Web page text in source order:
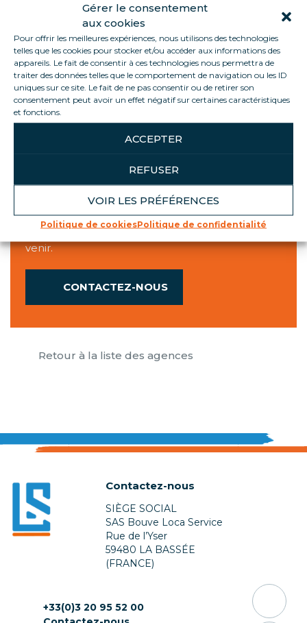
Gérer le consentement
aux cookies
Pour offrir les meilleures expériences, nous utilisons des technologies
telles que les cookies pour stocker et/ou accéder aux informations des
appareils. Le fait de consentir à ces technologies nous permettra de
traiter des données telles que le comportement de navigation ou les ID
uniques sur ce site. Le fait de ne pas consentir ou de retirer son
consentement peut avoir un effet négatif sur certaines caractéristiques
et fonctions.
ACCEPTER
REFUSER
VOIR LES PRÉFÉRENCES
Politique de cookiesPolitique de confidentialité
Horaires d'ouverture
Agence
Quais
Lundi
7h45 à 16h30
8h-12h/13h30-15h30
Mardi
7h45 à 16h30
8h-12h/13h30-15h30
Mercredi
7h45 à 16h30
8h-12h/13h30-15h30
Jeudi
7h45 à 16h30
8h-12h/13h30-15h30
Vendredi
A VOTRE ÉCOUTE
Nous sommes à votre disposition pour toute
question au sujet de vos locations en cours ou à
venir.
CONTACTEZ-NOUS
Retour à la liste des agences
Contactez-nous
SIÈGE SOCIAL
SAS Bouve Loca Service
Rue de l’Yser
59480 LA BASSÉE
(FRANCE)
+33(0)3 20 95 52 00